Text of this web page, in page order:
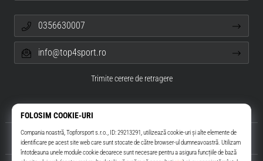
Despre noi
0356630007
info@top4sport.ro
Trimite cerere de retragere